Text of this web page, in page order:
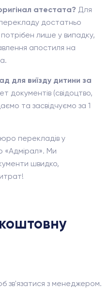
атестата? Для
достатньо
потрібен лише у випадку,
апостиля на
для виїзду дитини за
документів (свідоцтво,
та засвідчуємо за 1
перекладів у
«Адмірал». Ми
швидко,
зв'язатися з менеджером.